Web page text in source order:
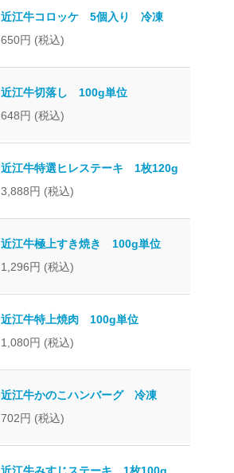
近江牛コロッケ 5個入り 冷凍
650円 (税込)
近江牛切落し 100g単位
648円 (税込)
近江牛特選ヒレステーキ 1枚120g
3,888円 (税込)
近江牛極上すき焼き 100g単位
1,296円 (税込)
近江牛特上焼肉 100g単位
1,080円 (税込)
近江牛かのこハンバーグ 冷凍
702円 (税込)